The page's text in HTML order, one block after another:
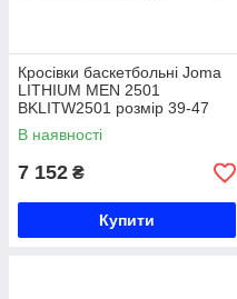
Кросівки баскетбольні Joma
LITHIUM MEN 2501
BKLITW2501 розмір 39-47
чорний Код BKLITW2501
В наявності
7 152 ₴
Купити